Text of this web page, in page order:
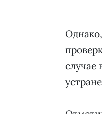
случае